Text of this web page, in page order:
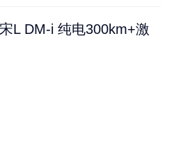
L DM-i 纯电300km+激